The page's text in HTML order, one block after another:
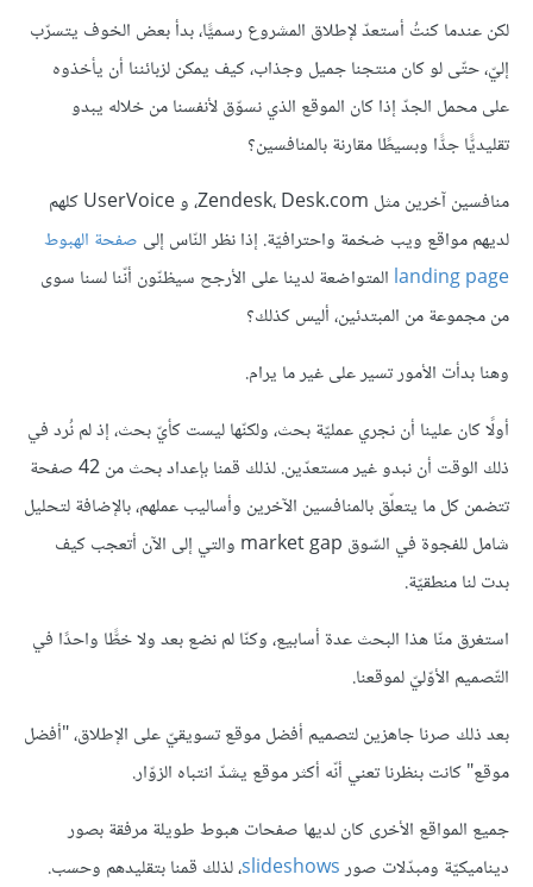
لكن عندما كنتُ أستعدّ لإطلاق المشروع رسميًّا، بدأ بعض الخوف يتسرّب
إليّ، حتّى لو كان منتجنا جميل وجذاب، كيف يمكن لزبائننا أن يأخذوه
على محمل الجدّ إذا كان الموقع الذي نسوّق لأنفسنا من خلاله يبدو
تقليديًّا جدًّا وبسيطًا مقارنة بالمنافسين؟
منافسين آخرين مثل Zendesk، Desk.com، و UserVoice كلهم
لديهم مواقع ويب ضخمة واحترافيّة. إذا نظر النّاس إلى صفحة الهبوط
landing page المتواضعة لدينا على الأرجح سيظنّون أنّنا لسنا سوى
من مجموعة من المبتدئين، أليس كذلك؟
وهنا بدأت الأمور تسير على غير ما يرام.
أولًا كان علينا أن نجري عمليّة بحث، ولكنّها ليست كأيّ بحث، إذ لم نُرد في
ذلك الوقت أن نبدو غير مستعدّين. لذلك قمنا بإعداد بحث من 42 صفحة
تتضمن كل ما يتعلّق بالمنافسين الآخرين وأساليب عملهم، بالإضافة لتحليل
شامل للفجوة في السّوق market gap والتي إلى الآن أتعجب كيف
بدت لنا منطقيّة.
استغرق منّا هذا البحث عدة أسابيع، وكنّا لم نضع بعد ولا خطًّا واحدًا في
التّصميم الأوّليّ لموقعنا.
بعد ذلك صرنا جاهزين لتصميم أفضل موقع تسويقيّ على الإطلاق، "أفضل
موقع" كانت بنظرنا تعني أنّه أكثر موقع يشدّ انتباه الزوّار.
جميع المواقع الأخرى كان لديها صفحات هبوط طويلة مرفقة بصور
ديناميكيّة ومبدّلات صورslideshows، لذلك قمنا بتقليدهم وحسب.